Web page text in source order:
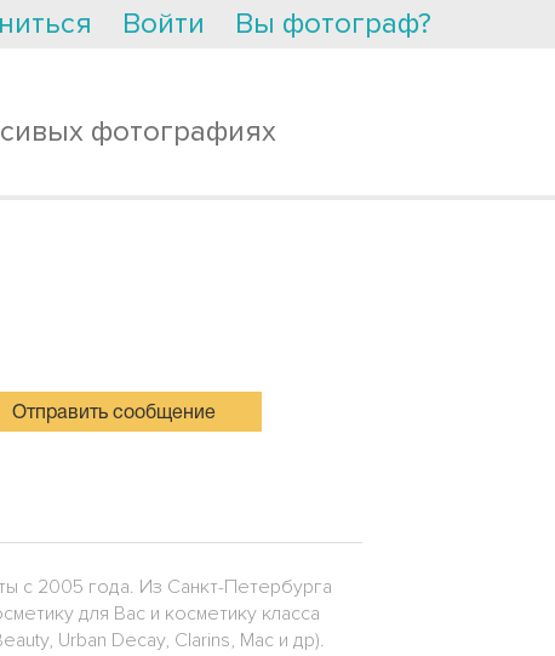
Войти Вы фотограф?
фотографиях
Отправить сообщение
с 2005 года. Из Санкт-Петербурга
для Вас и косметику класса
Urban Decay, Clarins, Mac и др).